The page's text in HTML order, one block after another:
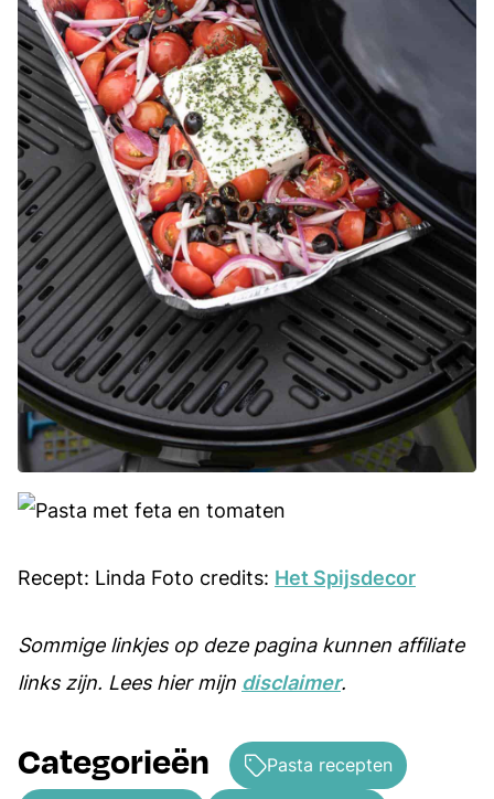
Recept: Linda Foto credits: Het Spijsdecor
Sommige linkjes op deze pagina kunnen affiliate
links zijn. Lees hier mijn disclaimer.
Categorieën Pasta recepten